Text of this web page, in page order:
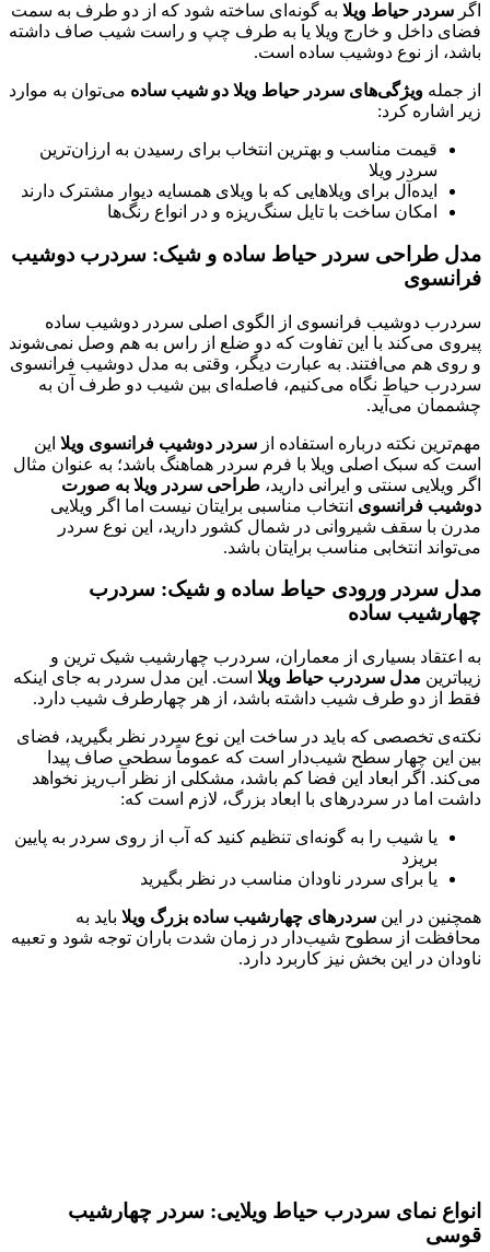
سردر حیاط ویلابه گونه‌ای ساخته شود که از دو طرف به سمت
داخل و خارج ویلا یا به طرف چپ و راست شیب صاف داشته
از نوع دوشیب ساده است.
ویژگی‌های سردر حیاط ویلا دو شیب سادهمی‌توان به موارد
اشاره کرد:
قیمت مناسب و بهترین انتخاب برای رسیدن به ارزان‌ترین
سردر ویلا
ایده‌آل برای ویلاهایی که با ویلای همسایه دیوار مشترک دارند
امکان ساخت با تایل سنگ‌ریزه و در انواع رنگ‌ها
طراحی سردر حیاط ساده و شیک: سردرب دوشیب
دوشیب فرانسوی از الگوی اصلی سردر دوشیب ساده
می‌کند با این تفاوت که دو ضلع از راس به هم وصل نمی‌شوند
هم می‌افتند. به عبارت دیگر، وقتی به مدل دوشیب فرانسوی
حیاط نگاه می‌کنیم، فاصله‌ای بین شیب دو طرف آن به
می‌آید.
نکته درباره استفاده ازسردر دوشیب فرانسوی ویلا این
که سبک اصلی ویلا با فرم سردر هماهنگ باشد؛ به عنوان مثال
ویلایی سنتی و ایرانی دارید، طراحی سردر ویلا به صورت
فرانسویانتخاب مناسبی برایتان نیست اما اگر ویلایی
با سقف شیروانی در شمال کشور دارید، این نوع سردر
انتخابی مناسب برایتان باشد.
سردر ورودی حیاط ساده و شیک: سردرب
ساده
بسیاری از معماران، سردرب چهارشیب شیک ترین و
مدل سردرب حیاط ویلااست. این مدل سردر به جای اینکه
از دو طرف شیب داشته باشد، از هر چهارطرف شیب دارد.
تخصصی که باید در ساخت این نوع سردر نظر بگیرید، فضای
این چهار سطح شیب‌دار است که عموماً سطحی صاف پیدا
اگر ابعاد این فضا کم باشد، مشکلی از نظر آب‌ریز نخواهد
اما در سردرهای با ابعاد بزرگ، لازم است که:
یا شیب را به گونه‌ای تنظیم کنید که آب از روی سردر به پایین
بریزد
یا برای سردر ناودان مناسب در نظر بگیرید
در این سردرهای چهارشیب ساده بزرگ ویلاباید به
از سطوح شیب‌دار در زمان شدت باران توجه شود و تعبیه
در این بخش نیز کاربرد دارد.
نمای سردرب حیاط ویلایی: سردر چهارشیب